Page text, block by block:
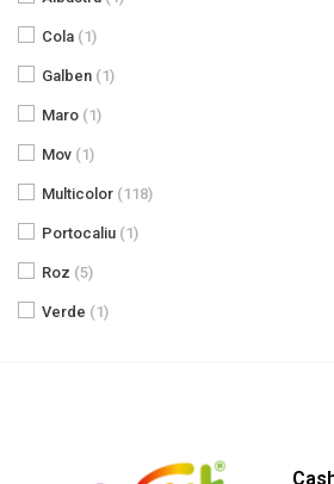
Cola (1)
Galben (1)
Maro (1)
Mov (1)
Multicolor (118)
Portocaliu (1)
Roz (5)
Verde (1)